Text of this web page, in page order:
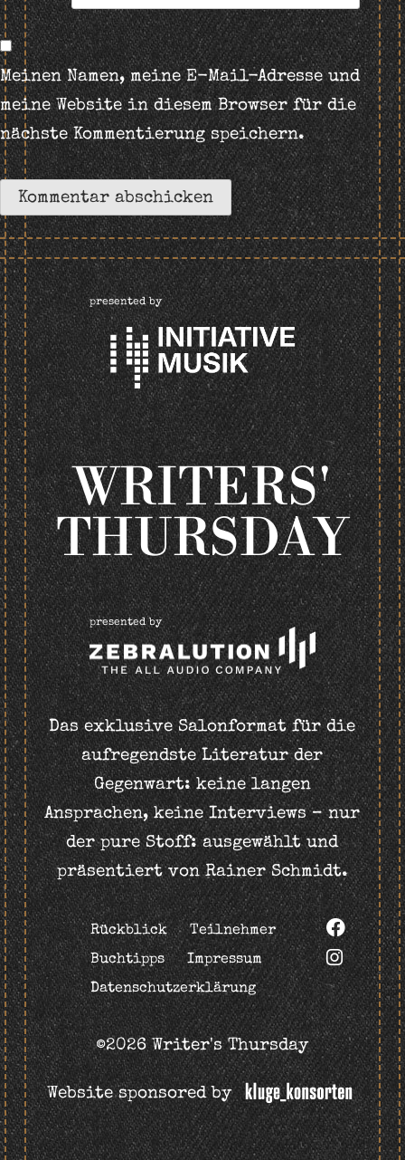
Meinen Namen, meine E-Mail-Adresse und
meine Website in diesem Browser für die
nächste Kommentierung speichern.
presented by
WRITERS'
THURSDAY
presented by
Das exklusive Salonformat für die
aufregendste Literatur der
Gegenwart: keine langen
Ansprachen, keine Interviews – nur
der pure Stoff: ausgewählt und
präsentiert von Rainer Schmidt.
Rückblick
Teilnehmer
Buchtipps
Impressum
Datenschutzerklärung
©2026 Writer's Thursday
Website sponsored by